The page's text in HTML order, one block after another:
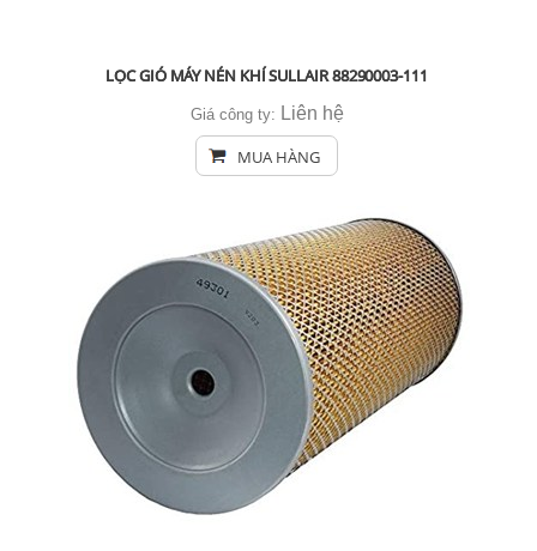
LỌC GIÓ MÁY NÉN KHÍ SULLAIR 88290003-111
Giá công ty: Liên hệ
MUA HÀNG